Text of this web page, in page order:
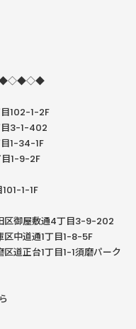
102-1-2F
3-1-402
1-34-1F
1-9-2F
101-1-1F
御屋敷通4丁目3-9-202
区中道通1丁目1-8-5F
道正台1丁目1-1須磨パーク